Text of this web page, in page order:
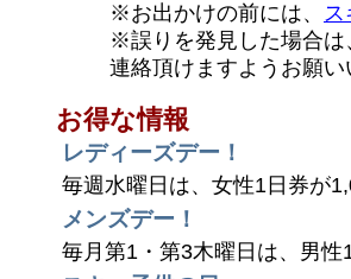
※お出かけの前には、 ス
※誤りを発見した場合は
連絡頂けますようお願
お得な情報
レディーズデー！
毎週水曜日は、女性1日券が
メンズデー！
毎月第1・第3木曜日は、男性